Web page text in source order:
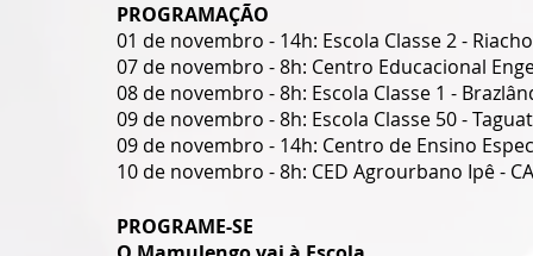
PROGRAMAÇÃO
01 de novembro - 14h: Escola Classe 2 -
07 de novembro - 8h: Centro Educacional
08 de novembro - 8h: Escola Classe 1 -
09 de novembro - 8h: Escola Classe 50 -
09 de novembro - 14h: Centro de Ensino
10 de novembro - 8h: CED Agrourbano Ipê -
PROGRAME-SE